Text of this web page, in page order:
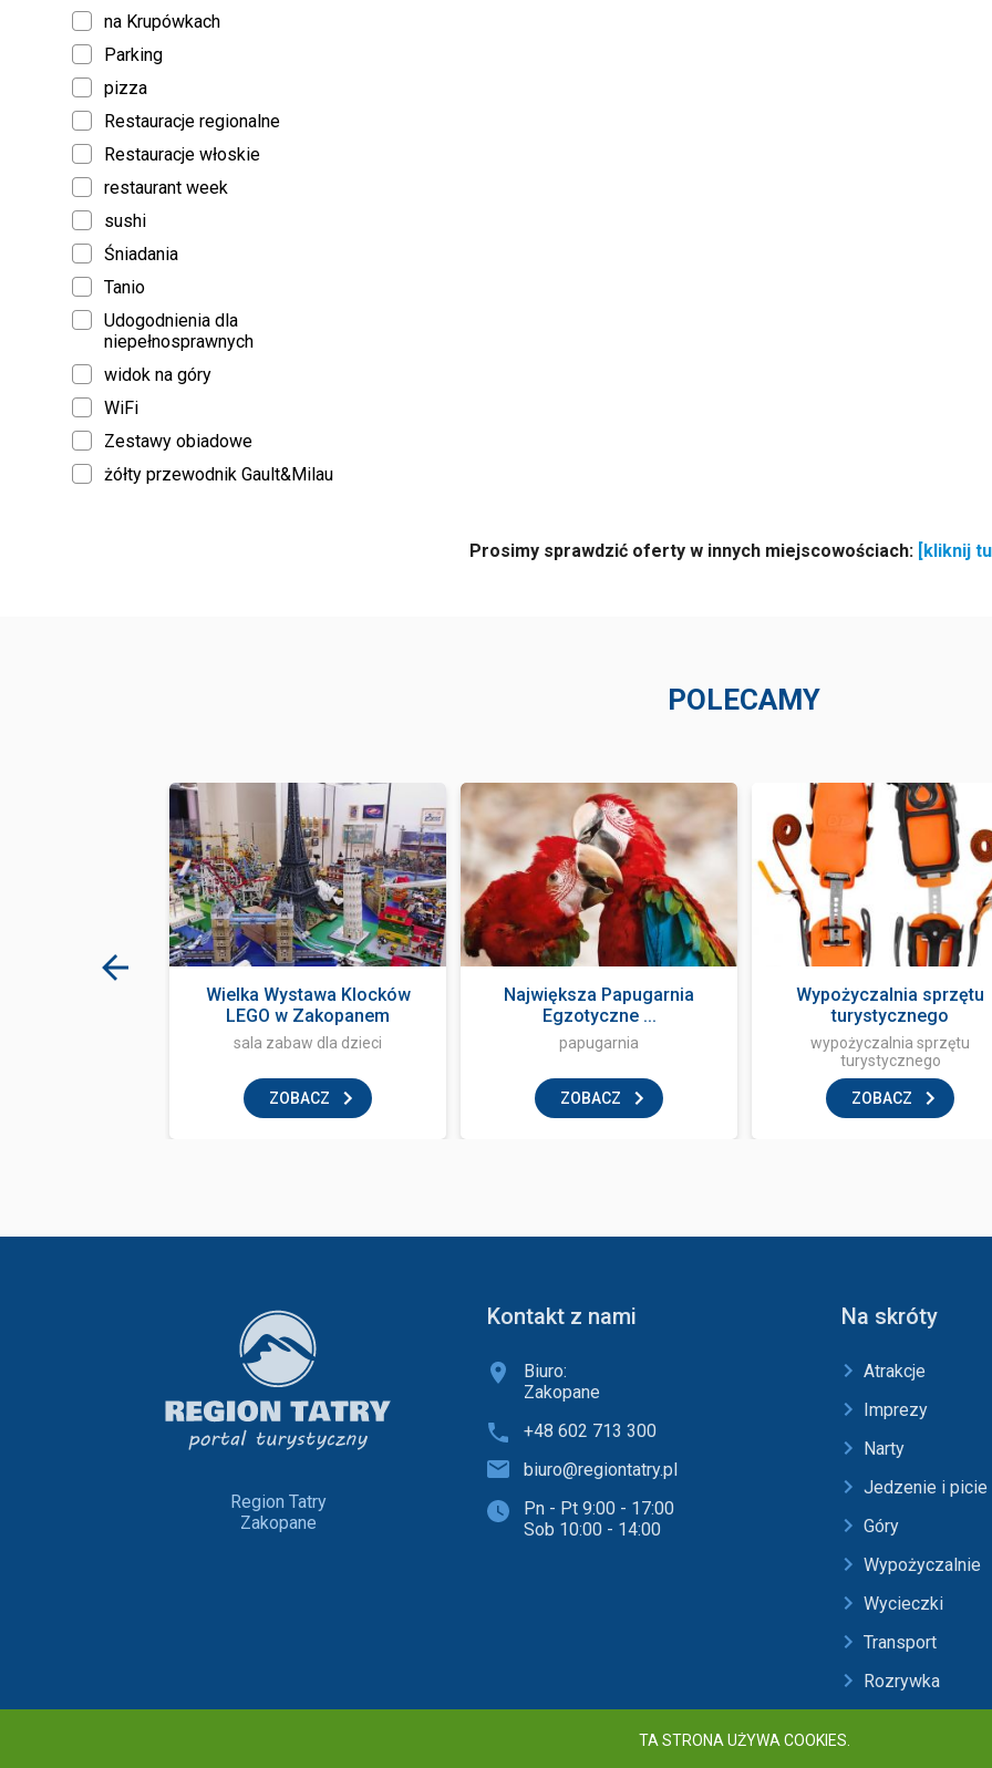
na Krupówkach
Parking
pizza
Restauracje regionalne
Restauracje włoskie
restaurant week
sushi
Śniadania
Tanio
Udogodnienia dla
niepełnosprawnych
widok na góry
WiFi
Zestawy obiadowe
żółty przewodnik Gault&Milau
Prosimy sprawdzić oferty w innych miejscowościach: [kliknij
POLECAMY
Wielka Wystawa Klocków
LEGO w Zakopanem
sala zabaw dla dzieci
ZOBACZ
Największa Papugarnia
Egzotyczne ...
papugarnia
ZOBACZ
Wypożyczalnia sprzętu
turystycznego
wypożyczalnia sprzętu
turystycznego
ZOBACZ
Region Tatry
Zakopane
Kontakt z nami
Biuro:
Zakopane
+48 602 713 300
biuro@regiontatry.pl
Pn - Pt 9:00 - 17:00
Sob 10:00 - 14:00
Na skróty
Atrakcje
Imprezy
Narty
Jedzenie i picie
Góry
Wypożyczalnie
Wycieczki
Transport
Rozrywka
TA STRONA UŻYWA COOKIES.